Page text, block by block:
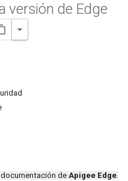
versión de Edge
deApigee Edge.